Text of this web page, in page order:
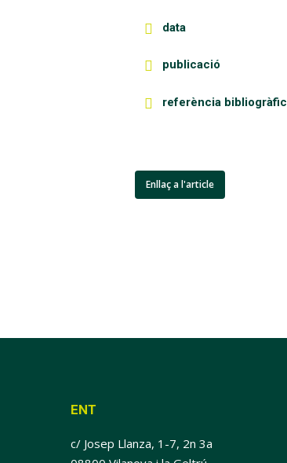
data
publicació
referència
Enllaç a l'article
ENT
c/ Josep Llanza, 1-7, 2n 3a